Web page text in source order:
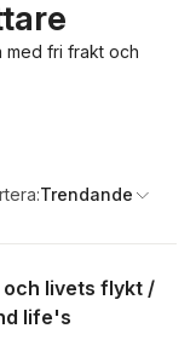
med fri frakt och
Trendande
och livets flykt /
life's